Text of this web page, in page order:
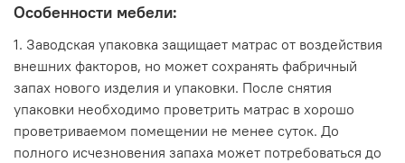
Особенности мебели:
1. Заводская упаковка защищает матрас от воздействия
внешних факторов, но может сохранять фабричный
запах нового изделия и упаковки. После снятия
упаковки необходимо проветрить матрас в хорошо
проветриваемом помещении не менее суток. До
полного исчезновения запаха может потребоваться до